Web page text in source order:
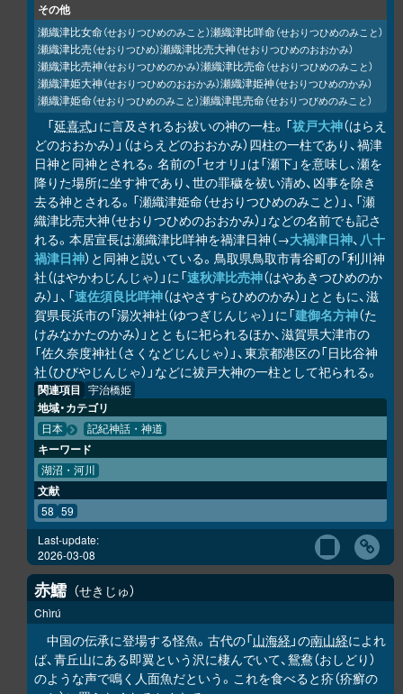
その他
瀬織津比女命（せおりつひめのみこと）瀬織津比咩命（せおりつひめのみこと）
瀬織津比売（せおりつひめ）瀬織津比売大神（せおりつひめのおおかみ）
瀬織津比売神（せおりつひめのかみ）瀬織津比売命（せおりつひめのみこと）
瀬織津姫大神（せおりつひめのおおかみ）瀬織津姫神（せおりつひめのかみ）
瀬織津姫命（せおりつひめのみこと）瀬織津毘売命（せおりつびめのみこと）
「延喜式」に言及されるお祓いの神の一柱。「祓戸大神（はらえ
どのおおかみ）」（はらえどのおおかみ）四柱の一柱であり、禍津
日神と同神とされる。名前の「セオリ」は「瀬下」を意味し、瀬を
降りた場所に坐す神であり、世の罪穢を祓い清め、凶事を除き
去る神とされる。「瀬織津姫命（せおりつひめのみこと）」、「瀬
織津比売大神（せおりつひめのおおかみ）」などの名前でも記さ
れる。本居宣長は瀬織津比咩神を禍津日神（→大禍津日神、 八十
禍津日神）と同神と説いている。鳥取県鳥取市青谷町の「利川神
社（はやかわじんじゃ）」に「速秋津比売神（はやあきつひめのか
み）」、「速佐須良比咩神（はやさすらひめのかみ）」とともに、滋
賀県長浜市の「湯次神社（ゆつぎじんじゃ）」に「建御名方神（た
けみなかたのかみ）」とともに祀られるほか、滋賀県大津市の
「佐久奈度神社（さくなどじんじゃ）」、東京都港区の「日比谷神
社（ひびやじんじゃ）」などに祓戸大神の一柱として祀られる。
関連項目 宇治橋姫
地域・カテゴリ
日本 記紀神話・神道
キーワード
湖沼・河川
文献
58 59
Last-update:
2026-03-08
赤鱬 せきじゅ
Chìrú
中国の伝承に登場する怪魚。古代の「山海経 」の南山経によれ
ば、青丘山にある即翼という沢に棲んでいて、鴛鴦（おしどり）
のような声で鳴く人面魚だという。これを食べると疥（疥癬の